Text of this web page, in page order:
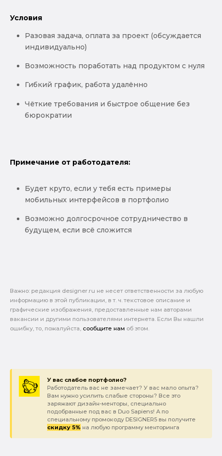
Условия
Разовая задача, оплата за проект (обсуждается
индивидуально)
Возможность поработать над продуктом с нуля
Гибкий график, работа удалённо
Чёткие требования и быстрое общение без
бюрократии
Примечание от работодателя:
Будет круто, если у тебя есть примеры
мобильных интерфейсов в портфолио
Возможно долгосрочное сотрудничество в
будущем, если всё сложится
Важно: pедакция designer.ru не несет ответственности за любую
информацию в этой публикации, в т. ч. текстовое описание и
графические изображения, предоставленные нам авторами
вакансии и другими пользователями интернета. Если Вы нашли
ошибку, то, пожалуйста, сообщите нам об этом.
У вас слабое портфолио?
Работодатель вас не замечает? У вас мало опыта?
Вам нужно усилить слабые стороны? Все это
заряжают дизайн-менторы, специально
подобранные под вас в Duo Sapiens! А по
специальному промокоду DESIGNER5 вы получите
скидку 5% на любую программу менторинга